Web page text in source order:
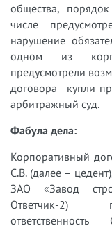
общества,
числе
нарушение
одном из
предусмотрели
договора купли-
арбитражный суд.
Фабула дела:
Корпоративный
С.В. (далее –
ЗАО «Завод
Ответчик-2)